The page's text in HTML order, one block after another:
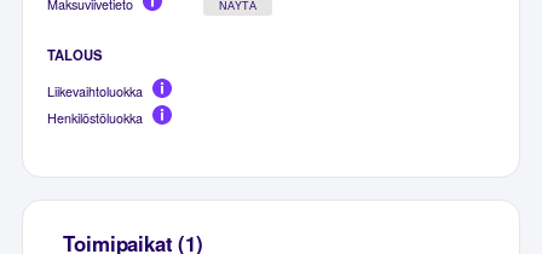
Maksuviivetieto
NÄYTÄ
TALOUS
Liikevaihtoluokka
Henkilöstöluokka
Toimipaikat (1)